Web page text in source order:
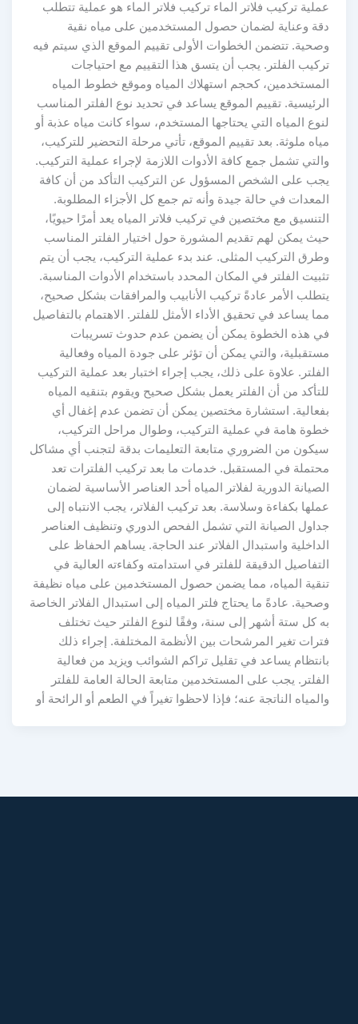
عملية تركيب فلاتر الماء تركيب فلاتر الماء هو عملية تتطلب
دقة وعناية لضمان حصول المستخدمين على مياه نقية
وصحية. تتضمن الخطوات الأولى تقييم الموقع الذي سيتم فيه
تركيب الفلتر. يجب أن يتسق هذا التقييم مع احتياجات
المستخدمين، كحجم استهلاك المياه وموقع خطوط المياه
الرئيسية. تقييم الموقع يساعد في تحديد نوع الفلتر المناسب
لنوع المياه التي يحتاجها المستخدم، سواء كانت مياه عذبة أو
مياه ملوثة. بعد تقييم الموقع، تأتي مرحلة التحضير للتركيب،
والتي تشمل جمع كافة الأدوات اللازمة لإجراء عملية التركيب.
يجب على الشخص المسؤول عن التركيب التأكد من أن كافة
المعدات في حالة جيدة وأنه تم جمع كل الأجزاء المطلوبة.
التنسيق مع مختصين في تركيب فلاتر المياه يعد أمرًا حيويًا،
حيث يمكن لهم تقديم المشورة حول اختيار الفلتر المناسب
وطرق التركيب المثلى. عند بدء عملية التركيب، يجب أن يتم
تثبيت الفلتر في المكان المحدد باستخدام الأدوات المناسبة.
يتطلب الأمر عادةً تركيب الأنابيب والمرافقات بشكل صحيح،
مما يساعد في تحقيق الأداء الأمثل للفلتر. الاهتمام بالتفاصيل
في هذه الخطوة يمكن أن يضمن عدم حدوث تسريبات
مستقبلية، والتي يمكن أن تؤثر على جودة المياه وفعالية
الفلتر. علاوة على ذلك، يجب إجراء اختبار بعد عملية التركيب
للتأكد من أن الفلتر يعمل بشكل صحيح ويقوم بتنقيه المياه
بفعالية. استشارة مختصين يمكن أن تضمن عدم إغفال أي
خطوة هامة في عملية التركيب، وطوال مراحل التركيب،
سيكون من الضروري متابعة التعليمات بدقة لتجنب أي مشاكل
محتملة في المستقبل. خدمات ما بعد تركيب الفلترات تعد
الصيانة الدورية لفلاتر المياه أحد العناصر الأساسية لضمان
عملها بكفاءة وسلاسة. بعد تركيب الفلاتر، يجب الانتباه إلى
جداول الصيانة التي تشمل الفحص الدوري وتنظيف العناصر
الداخلية واستبدال الفلاتر عند الحاجة. يساهم الحفاظ على
التفاصيل الدقيقة للفلتر في استدامته وكفاءته العالية في
تنقية المياه، مما يضمن حصول المستخدمين على مياه نظيفة
وصحية. عادةً ما يحتاج فلتر المياه إلى استبدال الفلاتر الخاصة
به كل ستة أشهر إلى سنة، وفقًا لنوع الفلتر حيث تختلف
فترات تغير المرشحات بين الأنظمة المختلفة. إجراء ذلك
بانتظام يساعد في تقليل تراكم الشوائب ويزيد من فعالية
الفلتر. يجب على المستخدمين متابعة الحالة العامة للفلتر
والمياه الناتجة عنه؛ فإذا لاحظوا تغيراً في الطعم أو الرائحة أو